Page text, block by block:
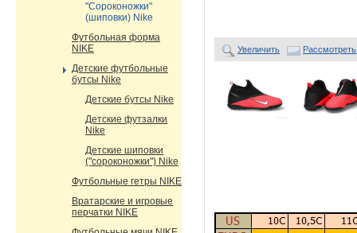
Увеличить
"Сороконожки"
(шиповки) Nike
Футбольная форма
NIKE
Детские футбольные
бутсы Nike
Детские бутсы Nike
Детские футзалки
Nike
Детские шиповки
("сороконожки") Nike
Футбольные гетры NIKE
Вратарские и игровые
перчатки NIKE